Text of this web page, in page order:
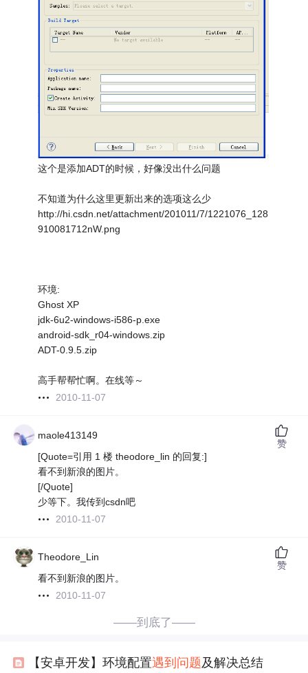
这个是添加ADT的时候，好像没出什么问题
不知道为什么这里更新出来的选项这么少
http://hi.csdn.net/attachment/201011/7/1221076_128
910081712nW.png
环境:
Ghost XP
jdk-6u2-windows-i586-p.exe
android-sdk_r04-windows.zip
ADT-0.9.5.zip
高手帮帮忙啊。在线等～
2010-11-07
maole413149
[Quote=引用 1 楼 theodore_lin 的回复:]
看不到新浪的图片。
[/Quote]
少等下。我传到csdn吧
2010-11-07
赞
Theodore_Lin
看不到新浪的图片。
2010-11-07
赞
——到底了——
【安卓开发】环境配置遇到 问题及解决总结